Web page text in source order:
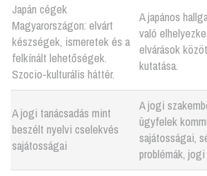
Japán cégek
Magyarországon: elvárt
készségek, ismeretek és a
felkínált lehetőségek.
Szocio-kulturális háttér.
A japános
való
elvárások
kutatása.
A jogi tanácsadás mint
beszélt nyelvi cselekvés
sajátosságai
A jogi
ügyfelek
sajátosságai,
problémák,